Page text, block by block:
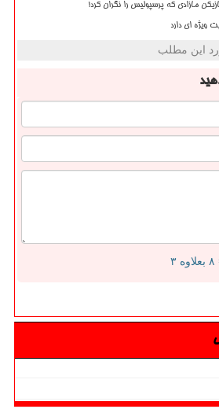
مازادی که پرسپولیس را نگران کرد!
ویژه ای دارد
این مطلب
۳